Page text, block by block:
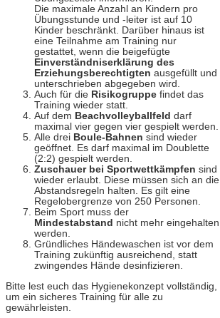
Die maximale Anzahl an Kindern pro
Übungsstunde und -leiter ist auf 10
Kinder beschränkt. Darüber hinaus ist
eine Teilnahme am Training nur
gestattet, wenn die beigefügte
Einverständniserklärung des
Erziehungsberechtigten ausgefüllt und
unterschrieben abgegeben wird.
Auch für die Risikogruppe findet das
Training wieder statt.
Auf dem Beachvolleyballfeld darf
maximal vier gegen vier gespielt werden.
Alle drei Boule-Bahnen sind wieder
geöffnet. Es darf maximal im Doublette
(2:2) gespielt werden.
Zuschauer bei Sportwettkämpfen sind
wieder erlaubt. Diese müssen sich an die
Abstandsregeln halten. Es gilt eine
Regelobergrenze von 250 Personen.
Beim Sport muss der
Mindestabstand nicht mehr eingehalten
werden.
Gründliches Händewaschen ist vor dem
Training zukünftig ausreichend, statt
zwingendes Hände desinfizieren.
Bitte lest euch das Hygienekonzept vollständig,
um ein sicheres Training für alle zu
gewährleisten.